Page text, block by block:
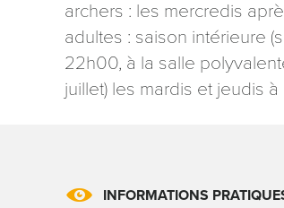
archers : les mercredis
adultes : saison intérieure
22h00, à la salle
juillet) les mardis et jeudis
INFORMATIONS